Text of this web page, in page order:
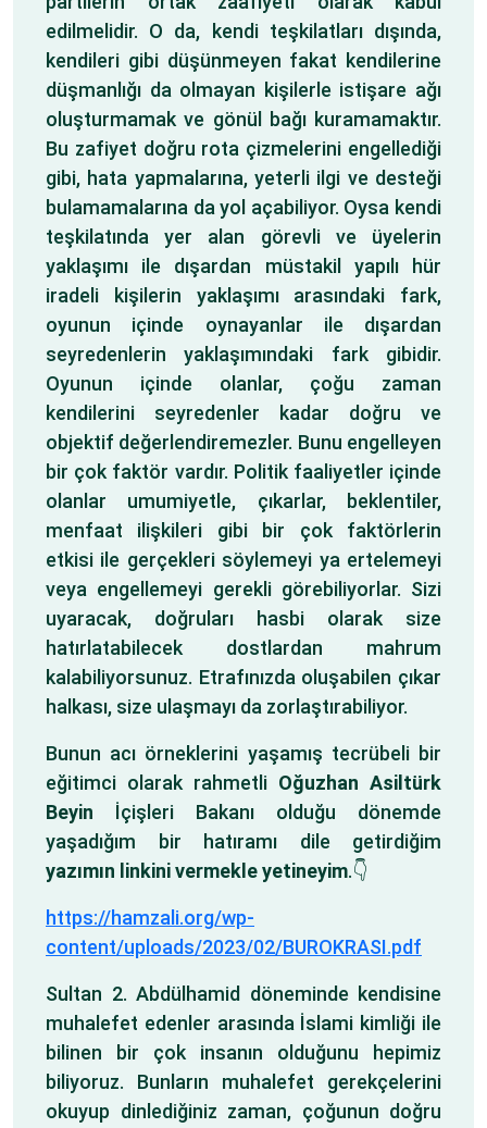
edilmelidir. O da, kendi teşkilatları dışında,
kendileri gibi düşünmeyen fakat kendilerine
düşmanlığı da olmayan kişilerle istişare ağı
oluşturmamak ve gönül bağı kuramamaktır.
Bu zafiyet doğru rota çizmelerini engellediği
gibi, hata yapmalarına, yeterli ilgi ve desteği
bulamamalarına da yol açabiliyor. Oysa kendi
teşkilatında yer alan görevli ve üyelerin
yaklaşımı ile dışardan müstakil yapılı hür
iradeli kişilerin yaklaşımı arasındaki fark,
oyunun içinde oynayanlar ile dışardan
seyredenlerin yaklaşımındaki fark gibidir.
Oyunun içinde olanlar, çoğu zaman
kendilerini seyredenler kadar doğru ve
objektif değerlendiremezler. Bunu engelleyen
bir çok faktör vardır. Politik faaliyetler içinde
olanlar umumiyetle, çıkarlar, beklentiler,
menfaat ilişkileri gibi bir çok faktörlerin
etkisi ile gerçekleri söylemeyi ya ertelemeyi
veya engellemeyi gerekli görebiliyorlar. Sizi
uyaracak, doğruları hasbi olarak size
hatırlatabilecek dostlardan mahrum
kalabiliyorsunuz. Etrafınızda oluşabilen çıkar
halkası, size ulaşmayı da zorlaştırabiliyor.
Bunun acı örneklerini yaşamış tecrübeli bir
eğitimci olarak rahmetli Oğuzhan Asiltürk
Beyin İçişleri Bakanı olduğu dönemde
yaşadığım bir hatıramı dile getirdiğim
yazımın linkini vermekle yetineyim.👇
https://hamzali.org/wp-
content/uploads/2023/02/BUROKRASI.pdf
Sultan 2. Abdülhamid döneminde kendisine
muhalefet edenler arasında İslami kimliği ile
bilinen bir çok insanın olduğunu hepimiz
biliyoruz. Bunların muhalefet gerekçelerini
okuyup dinlediğiniz zaman, çoğunun doğru